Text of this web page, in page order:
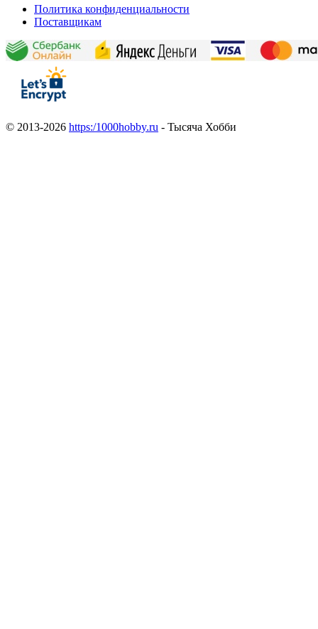
Политика конфиденциальности
Поставщикам
© 2013-2026 https:/1000hobby.ru - Тысяча Хобби